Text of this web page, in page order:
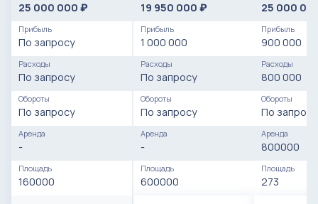
25 000 000 ₽
Прибыль
По запросу
Расходы
По запросу
Обороты
По запросу
Аренда
-
Площадь
160000
19 950 000 ₽
Прибыль
1 000 000
Расходы
По запросу
Обороты
По запросу
Аренда
-
Площадь
600000
25 000
Прибыль
900 000
Расходы
800 000
Обороты
По запросу
Аренда
800000
Площадь
273